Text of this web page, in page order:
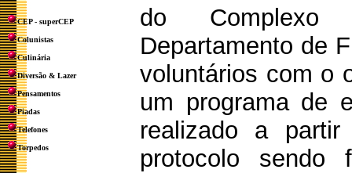
CEP - superCEP
Colunistas
Culinária
Diversão & Lazer
Pensamentos
Piadas
Telefones
Torpedos
do
Departamento de
voluntários com o
um programa de
realizado a
protocolo sendo